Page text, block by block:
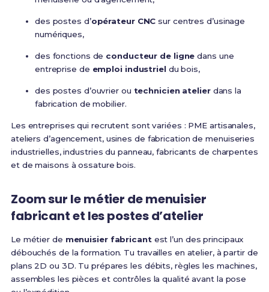
des postes d’opérateur CNC sur centres d’usinage
numériques,
des fonctions de conducteur de ligne dans une
entreprise de emploi industrieldu bois,
des postes d’ouvrier ou technicien atelierdans la
fabrication de mobilier.
Les entreprises qui recrutent sont variées : PME artisanales,
ateliers d’agencement, usines de fabrication de menuiseries
industrielles, industries du panneau, fabricants de charpentes
et de maisons à ossature bois.
Zoom sur le métier de menuisier
fabricant et les postes d’atelier
Le métier de menuisier fabricantest l’un des principaux
débouchés de la formation. Tu travailles en atelier, à partir de
plans 2D ou 3D. Tu prépares les débits, règles les machines,
assembles les pièces et contrôles la qualité avant la pose